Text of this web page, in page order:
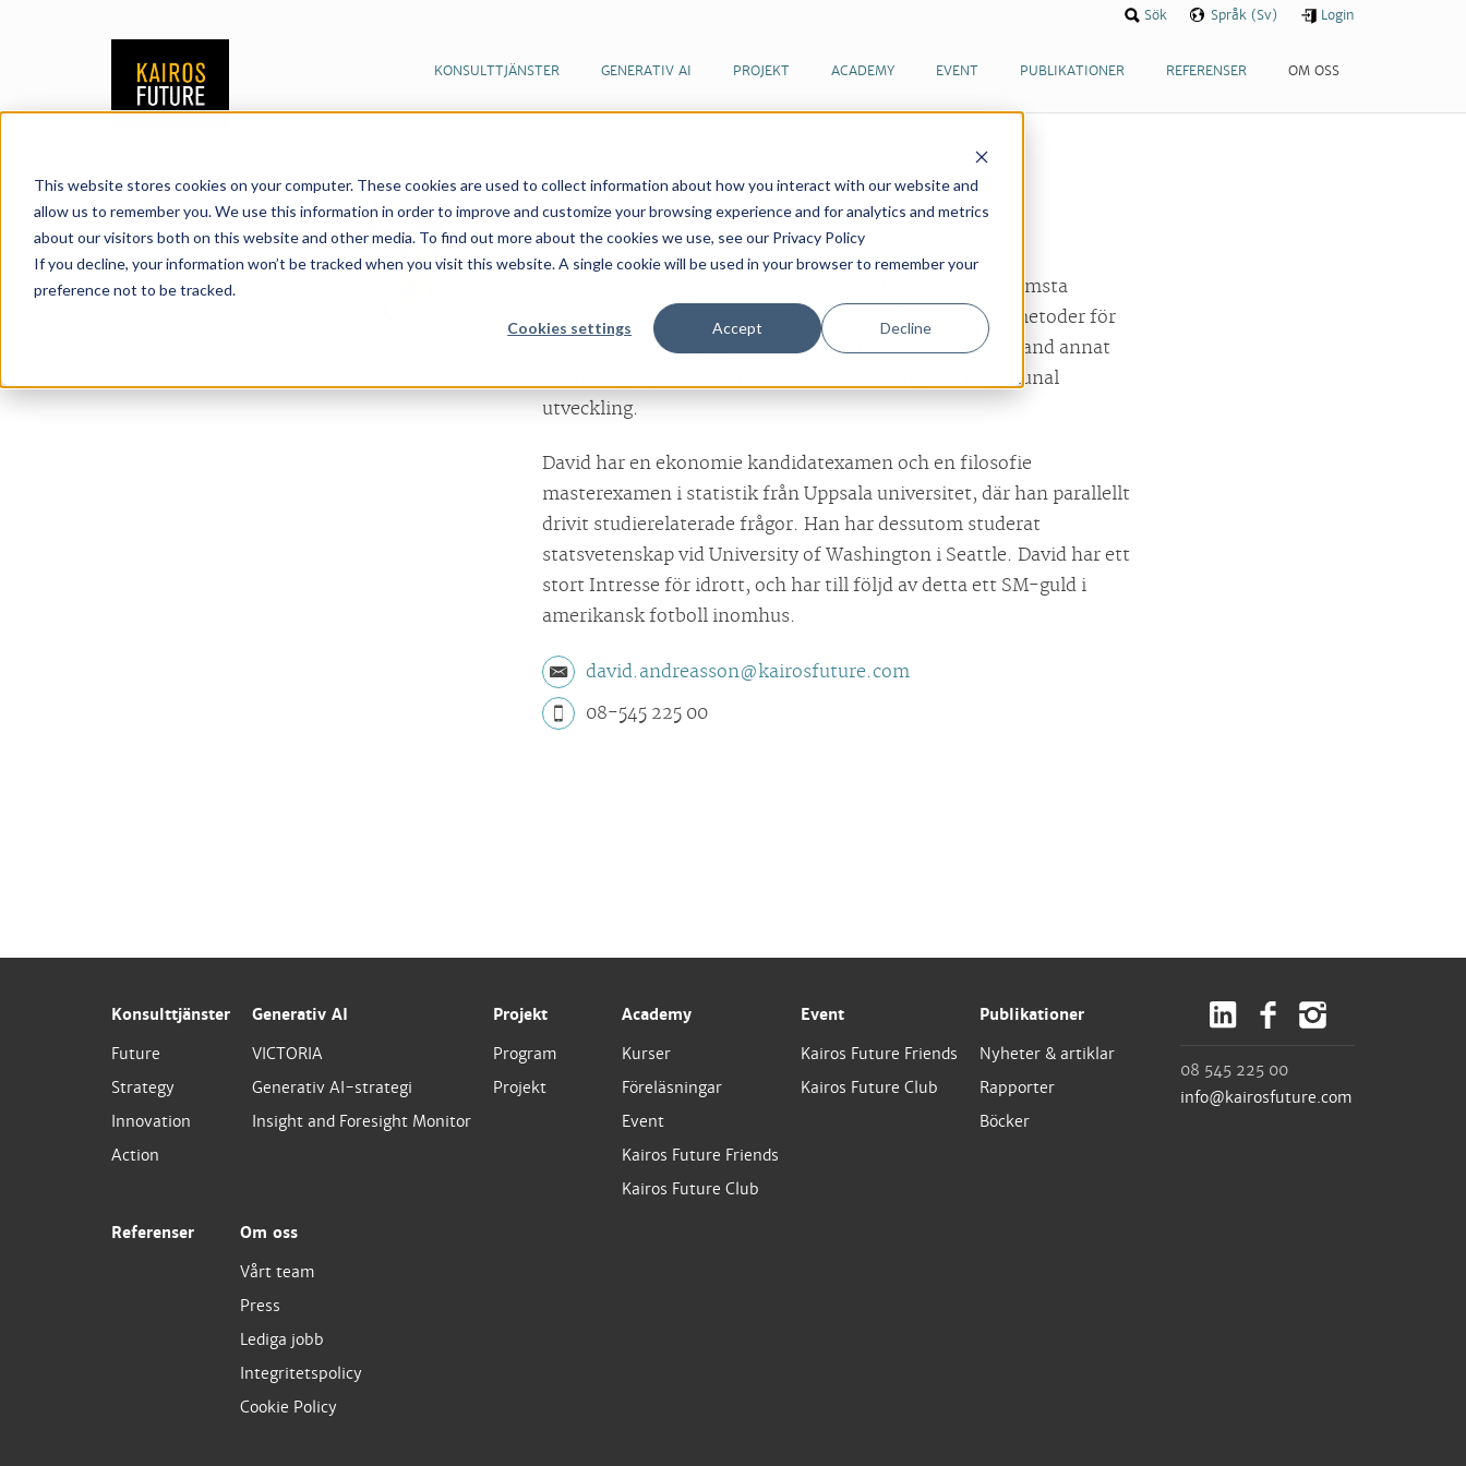
This website stores cookies on your computer. These cookies are used to collect information about how you interact with our website and
allow us to remember you. We use this information in order to improve and customize your browsing experience and for analytics and metrics
about our visitors both on this website and other media. To find out more about the cookies we use, see our Privacy Policy
If you decline, your information won’t be tracked when you visit this website. A single cookie will be used in your browser to remember your
preference not to be tracked.
Cookies settings Accept Decline
KONSULTTJÄNSTER GENERATIV AI PROJEKT ACADEMY EVENT PUBLIKATIONER REFERENSER OM OSS
Sök Språk (Sv) Login
David Andréasson
Analyst
David arbetar som analytiker på Kairos Future. Hans främsta
intresseområden är artificiell intelligens, kvantitativa metoder för
samhällsvetenskaplig analys och textanalys. Han har bland annat
arbetat i projekt inom handel, besöksnäring och kommunal
utveckling.
David har en ekonomie kandidatexamen och en filosofie
masterexamen i statistik från Uppsala universitet, där han parallellt
drivit studierelaterade frågor. Han har dessutom studerat
statsvetenskap vid University of Washington i Seattle. David har ett
stort Intresse för idrott, och har till följd av detta ett SM-guld i
amerikansk fotboll inomhus.
david.andreasson@kairosfuture.com
08-545 225 00
Konsulttjänster
Future
Strategy
Innovation
Action
Generativ AI
VICTORIA
Generativ AI-strategi
Insight and Foresight Monitor
Projekt
Program
Projekt
Academy
Kurser
Föreläsningar
Event
Kairos Future Friends
Kairos Future Club
Event
Kairos Future Friends
Kairos Future Club
Publikationer
Nyheter & artiklar
Rapporter
Böcker
Referenser
Om oss
Vårt team
Press
Lediga jobb
Integritetspolicy
Cookie Policy
08 545 225 00
info@kairosfuture.com